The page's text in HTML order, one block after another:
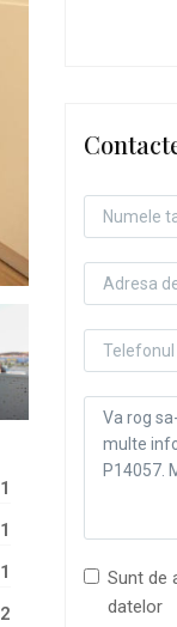
1
1
1
Sunt de
datelor